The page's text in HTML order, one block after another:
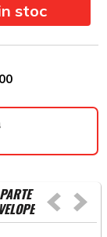
stoc